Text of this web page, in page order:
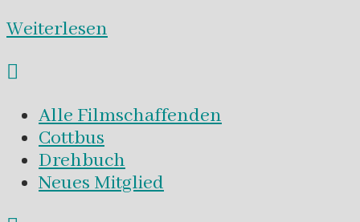
Weiterlesen
Alle Filmschaffenden
Cottbus
Drehbuch
Neues Mitglied